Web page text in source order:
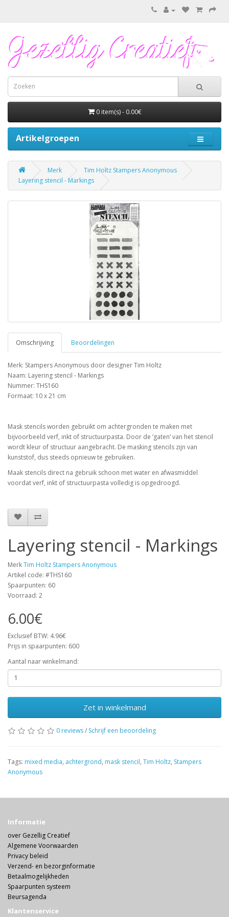
0 item(s) - 0.00€
Artikelgroepen
Merk
Tim Holtz Stampers Anonymous
Layering stencil - Markings
Omschrijving Beoordelingen
Merk: Stampers Anonymous door designer Tim Holtz
Naam: Layering stencil - Markings
Nummer: THS160
Formaat: 10 x 21 cm
Mask stencils worden gebruikt om achtergronden te maken met
bijvoorbeeld verf, inkt of structuurpasta. Door de ‘gaten’ van het stencil
wordt kleur of structuur aangebracht. De masking stencils zijn van
kunststof, dus steeds opnieuw te gebruiken.
Maak stencils direct na gebruik schoon met water en afwasmiddel
voordat verf, inkt of structuurpasta volledig is opgedroogd.
Layering stencil - Markings
MerkTim Holtz Stampers Anonymous
Artikel code: #THS160
Spaarpunten: 60
Voorraad: 2
6.00€
Exclusief BTW: 4.96€
Prijs in spaarpunten: 600
Aantal naar winkelmand:
Zet in winkelmand
0 reviews/ Schrijf een beoordeling
Tags: mixed media, achtergrond, mask stencil, Tim Holtz, Stampers
Anonymous
Informatie
over Gezellig Creatief
Algemene Voorwaarden
Privacy beleid
Verzend- en bezorginformatie
Betaalmogelijkheden
Spaarpunten systeem
Beursagenda
Klantenservice